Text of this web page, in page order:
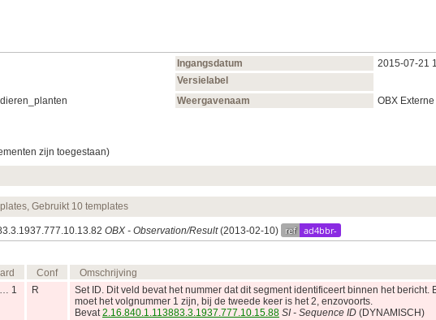
Ingangsdatum
2015‑07‑21
Versielabel
Weergavenaam
OBX
zijn toegestaan)
Gebruikt 10 templates
OBX - Observation/Result(2013‑02‑10) ref ad4bbr-
Conf Omschrijving
1 R
Set ID. Dit veld bevat het nummer dat dit segment identificeert binnen het bericht.
moet het volgnummer 1 zijn, bij de tweede keer is het 2, enzovoorts.
Bevat2.16.840.1.113883.3.1937.777.10.15.88 SI - Sequence ID (DYNAMISCH)